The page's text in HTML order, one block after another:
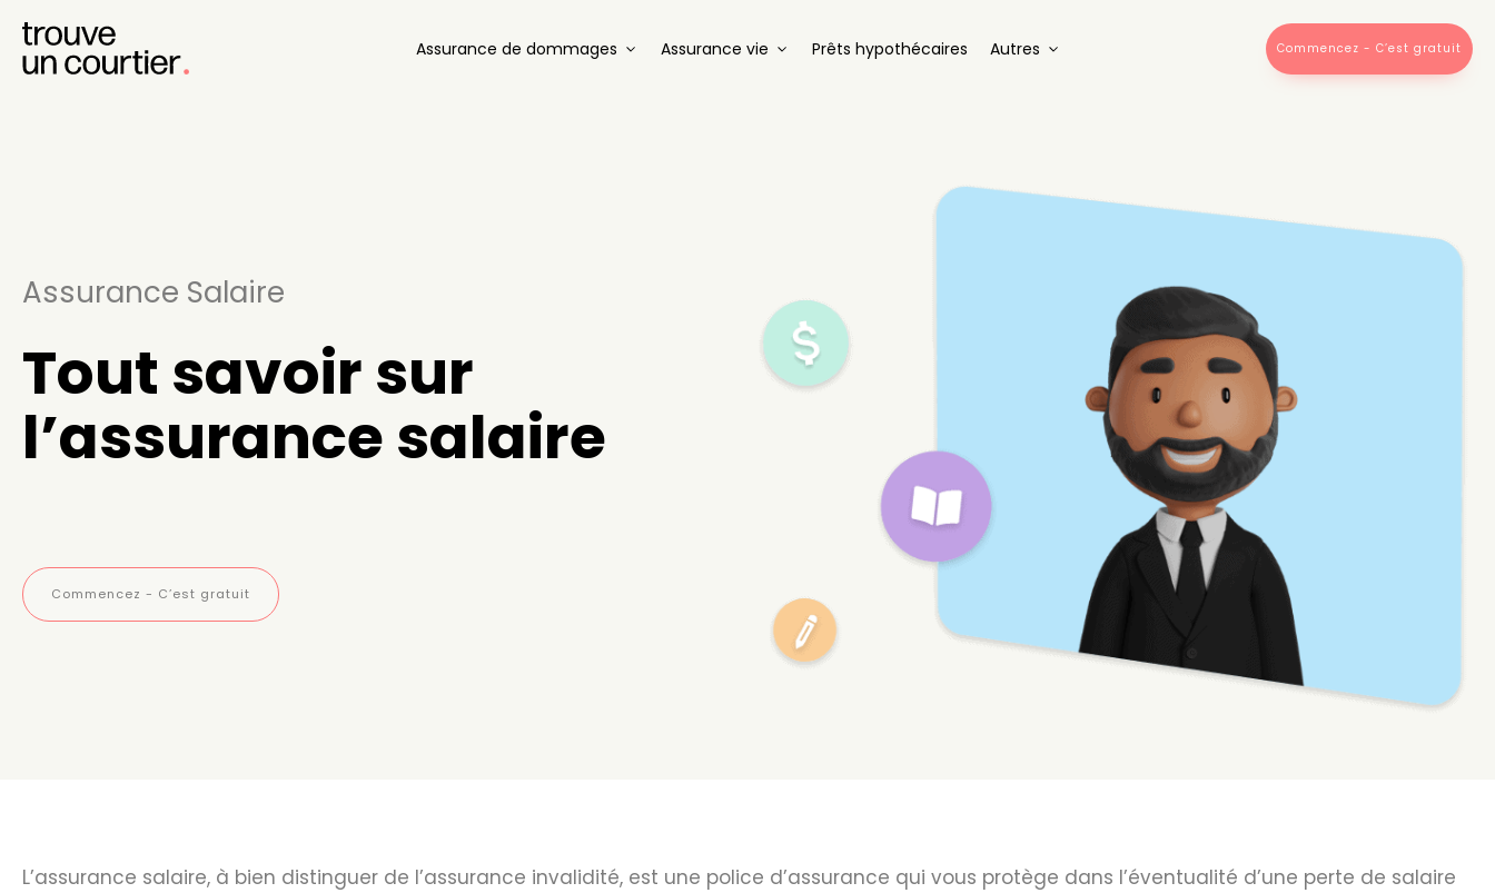
Assurance de dommages Assurance vie Prêts hypothécaires Autres Commencez - C’est gratuit
Assurance Salaire
Tout savoir sur
l’assurance salaire
Commencez - C’est gratuit
L’assurance salaire, à bien distinguer de l’assurance invalidité, est une police d’assurance qui vous protège dans l’éventualité d’une perte de salaire